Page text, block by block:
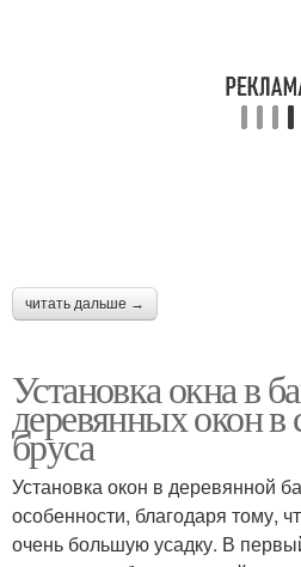
читать дальше →
Установка окна в
деревянных окон в
бруса
Установка окон в деревянной
особенности, благодаря тому,
очень большую усадку. В